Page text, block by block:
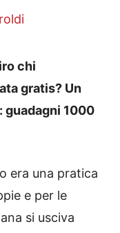
chi
gratis? Un
guadagni 1000
era una pratica
e per le
si usciva